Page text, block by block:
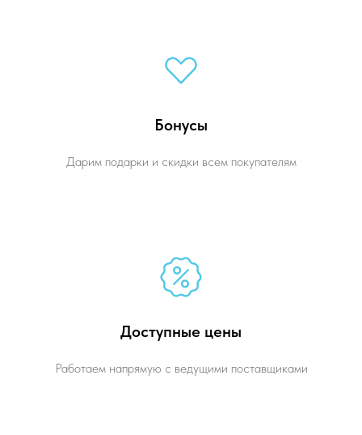
Бонусы
Дарим подарки и скидки всем покупателям
Доступные цены
Работаем напрямую с ведущими поставщиками